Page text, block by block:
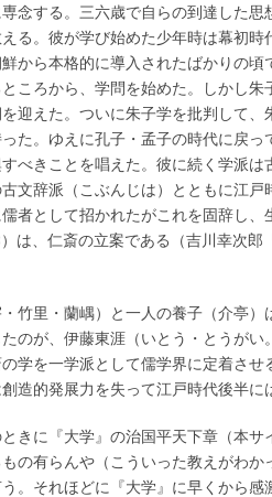
念する。三六歳で自らの到達した
る。彼が学び始めた少年時は幕初
から本格的に導入されたばかりの
ころから、学問を始めた。しかし
迎えた。ついに朱子学を批判して
た。ゆえに孔子・孟子の時代に戻っ
べきことを唱えた。彼に続く学派
文辞派（こぶんじは）とともに江
者として招かれたがこれを固辞し、
は、仁斎の立案である（吉川幸次郎
竹里・蘭嵎）と一人の養子（介亭
のが、伊藤東涯（いとう・とうが
学を一学派として儒学界に定着さ
造的発展力を失って江戸時代後半に
きに『大学』の治国平天下章（本サ
の有らんや（こういった教えがわ
。それほどに『大学』に早くから